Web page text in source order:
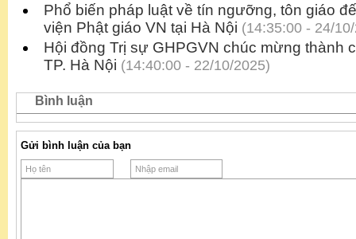
Phổ biến pháp luật về tín ngưỡng, tôn giáo
viện Phật giáo VN tại Hà Nội (14:35:00 - 24/
Hội đồng Trị sự GHPGVN chúc mừng thành
TP. Hà Nội (14:40:00 - 22/10/2025)
Bình luận
Gửi bình luận của bạn